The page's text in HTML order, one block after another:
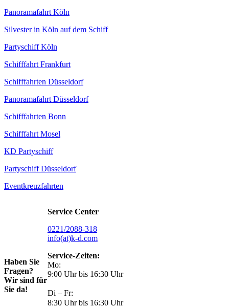
Panoramafahrt Köln
Silvester in Köln auf dem Schiff
Partyschiff Köln
Schifffahrt Frankfurt
Schifffahrten Düsseldorf
Panoramafahrt Düsseldorf
Schifffahrten Bonn
Schifffahrt Mosel
KD Partyschiff
Partyschiff Düsseldorf
Eventkreuzfahrten
Haben Sie
Fragen?
Wir sind für
Sie da!
Service Center
0221/2088-318
info(at)k-d.com
Service-Zeiten:
Mo:
9:00 Uhr bis 16:30 Uhr
Di – Fr:
8:30 Uhr bis 16:30 Uhr